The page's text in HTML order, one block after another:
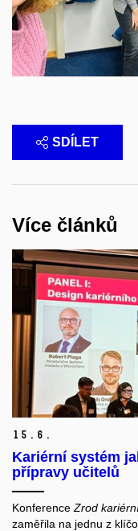
SDÍLET
Více článků
15. 6.
Kariérní systém
přípravy učitelů
Konference Zrod
zaměřila na jednu z